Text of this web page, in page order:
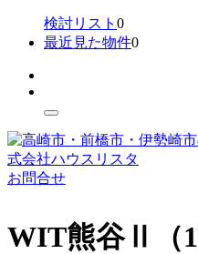
検討リスト 0
最近見た物件0
お問合せ
WIT熊谷Ⅱ（1